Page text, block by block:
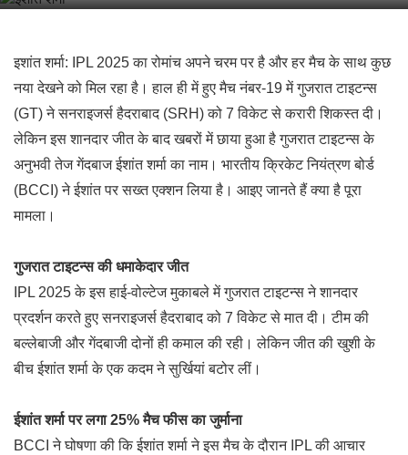
इशांत शर्मा: IPL 2025 का रोमांच अपने चरम पर है और हर मैच के साथ कुछ
नया देखने को मिल रहा है। हाल ही में हुए मैच नंबर-19 में गुजरात टाइटन्स
(GT) ने सनराइजर्स हैदराबाद (SRH) को 7 विकेट से करारी शिकस्त दी।
लेकिन इस शानदार जीत के बाद खबरों में छाया हुआ है गुजरात टाइटन्स के
अनुभवी तेज गेंदबाज ईशांत शर्मा का नाम। भारतीय क्रिकेट नियंत्रण बोर्ड
(BCCI) ने ईशांत पर सख्त एक्शन लिया है। आइए जानते हैं क्या है पूरा
मामला।
गुजरात टाइटन्स की धमाकेदार जीत
IPL 2025 के इस हाई-वोल्टेज मुकाबले में गुजरात टाइटन्स ने शानदार
प्रदर्शन करते हुए सनराइजर्स हैदराबाद को 7 विकेट से मात दी। टीम की
बल्लेबाजी और गेंदबाजी दोनों ही कमाल की रही। लेकिन जीत की खुशी के
बीच ईशांत शर्मा के एक कदम ने सुर्खियां बटोर लीं।
ईशांत शर्मा पर लगा 25% मैच फीस का जुर्माना
BCCI ने घोषणा की कि ईशांत शर्मा ने इस मैच के दौरान IPL की आचार